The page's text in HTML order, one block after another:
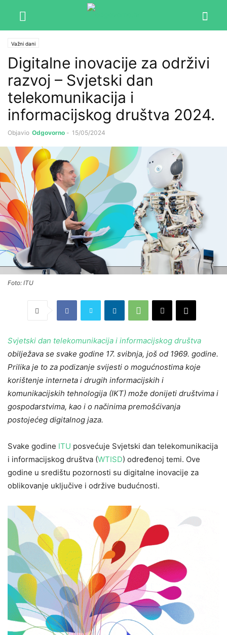
Važni dani
Digitalne inovacije za održivi
razvoj – Svjetski dan
telekomunikacija i
informacijskog društva 2024.
Objavio Odgovorno - 15/05/2024
Foto: ITU
Svjetski dan telekomunikacija i informacijskog društva
obilježava se svake godine 17. svibnja, još od 1969. godine.
Prilika je to za podizanje svijesti o mogućnostima koje
korištenje interneta i drugih informacijskih i
komunikacijskih tehnologija (IKT) može donijeti društvima i
gospodarstvima, kao i o načinima premošćivanja
postojećeg digitalnog jaza.
Svake godine ITU posvećuje Svjetski dan telekomunikacija
i informacijskog društva (WTISD) određenoj temi. Ove
godine u središtu pozornosti su digitalne inovacije za
oblikovanje uključive i održive budućnosti.